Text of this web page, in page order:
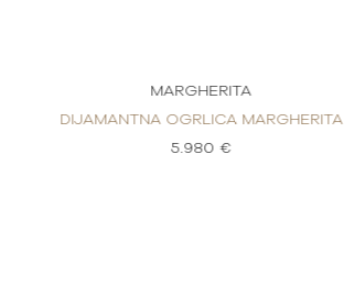
MARGHERITA
DIJAMANTNA OGRLICA MARGHERITA
5.980 €